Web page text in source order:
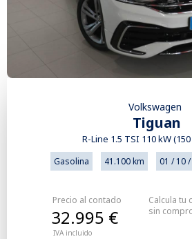
Volkswagen
Tiguan
R-Line 1.5 TSI 110 kW (150
Gasolina 41.100 km 01 / 10
Precio al contado
IVA incluido
32.995 €
Calcula tu
sin